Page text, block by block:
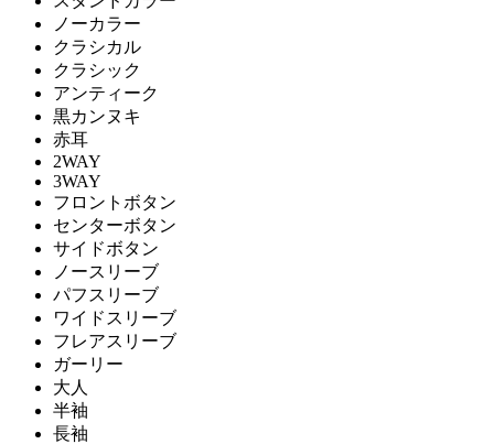
ノーカラー
クラシカル
クラシック
アンティーク
黒カンヌキ
赤耳
2WAY
3WAY
フロントボタン
センターボタン
サイドボタン
ノースリーブ
パフスリーブ
ワイドスリーブ
フレアスリーブ
ガーリー
大人
半袖
長袖